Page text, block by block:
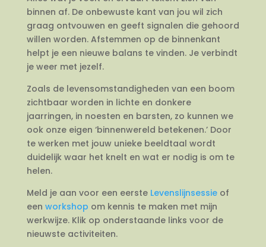
binnen af. De onbewuste kant van jou wil zich
graag ontvouwen en geeft signalen die gehoord
willen worden. Afstemmen op de binnenkant
helpt je een nieuwe balans te vinden. Je verbindt
je weer met jezelf.
Zoals de levensomstandigheden van een boom
zichtbaar worden in lichte en donkere
jaarringen, in noesten en barsten, zo kunnen we
ook onze eigen ‘binnenwereld betekenen.’ Door
te werken met jouw unieke beeldtaal wordt
duidelijk waar het knelt en wat er nodig is om te
helen.
Meld je aan voor een eerste Levenslijnsessieof
een workshop om kennis te maken met mijn
werkwijze. Klik op onderstaande links voor de
nieuwste activiteiten.